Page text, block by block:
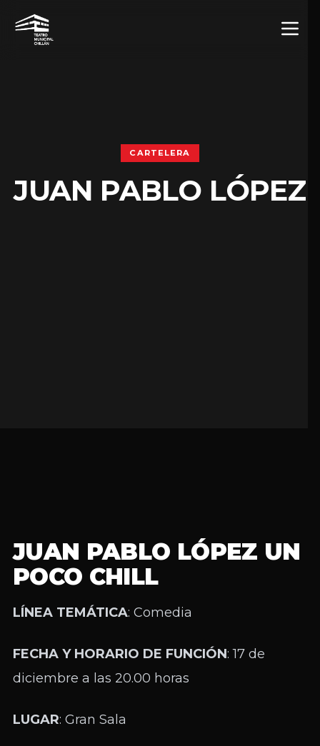
CARTELERA
JUAN PABLO LÓPEZ
JUAN PABLO LÓPEZ UN
POCO CHILL
LÍNEA TEMÁTICA: Comedia
FECHA Y HORARIO DE FUNCIÓN: 17 de
diciembre a las 20.00 horas
LUGAR: Gran Sala